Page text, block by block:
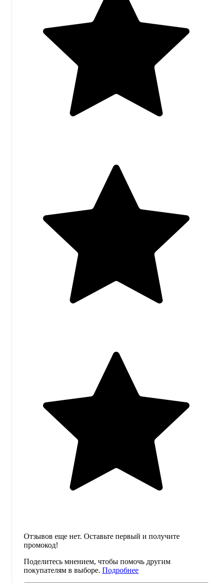
Отзывов еще нет. Оставьте первый и получите
промокод!
Поделитесь мнением, чтобы помочь другим
покупателям в выборе. Подробнее